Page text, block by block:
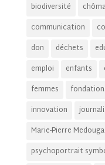
biodiversité
communication
don
déchets
emploi
enfants
femmes
innovation
Marie-Pierre Medouga
psychoportrait